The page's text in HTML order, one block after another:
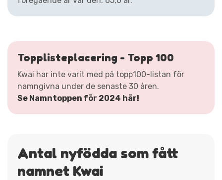
Topplisteplacering - Topp 100
Kwai har inte varit med på topp100-listan för
namngivna under de senaste 30 åren.
Se Namntoppen för 2024 här!
Antal nyfödda som fått
namnet Kwai